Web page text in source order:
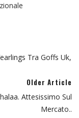
Tra Goffs Uk,
Older Article
Attesissimo Sul
Mercato..